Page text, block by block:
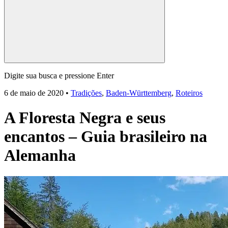
Digite sua busca e pressione Enter
6 de maio de 2020 • Tradições, Baden-Württemberg, Roteiros
A Floresta Negra e seus
encantos – Guia brasileiro na
Alemanha